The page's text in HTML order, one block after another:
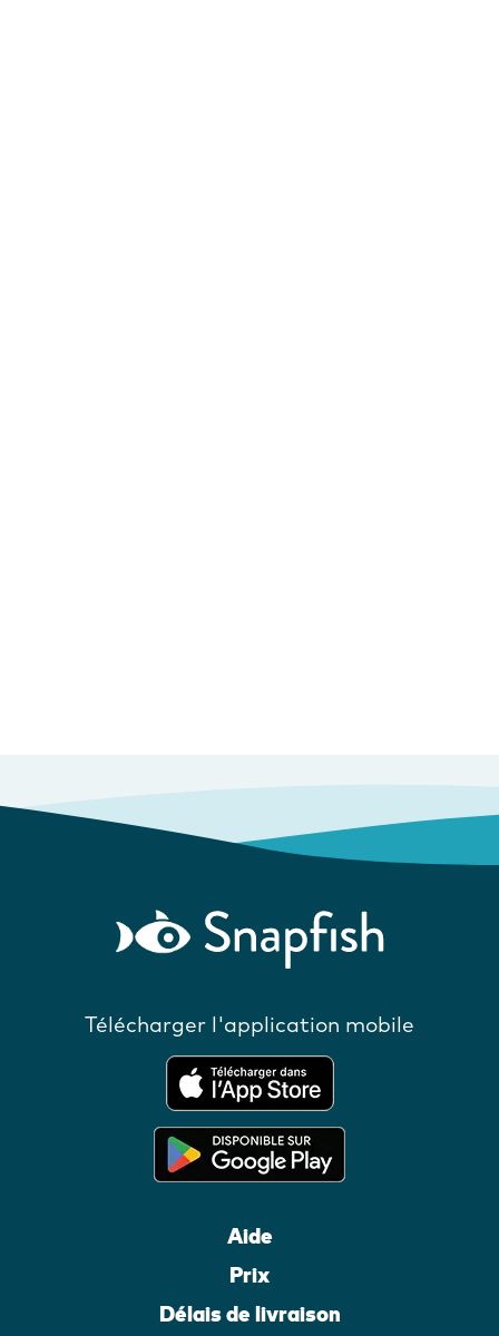
Télécharger l'application mobile
Aide
Prix
Délais de livraison